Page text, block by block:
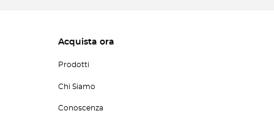
Acquista ora
Prodotti
Chi Siamo
Conoscenza